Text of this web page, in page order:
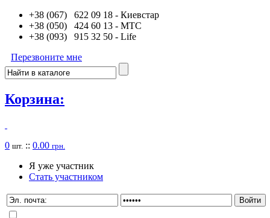
+38 (067) 622 09 18 - Киевстар
+38 (050) 424 60 13 - MTC
+38 (093) 915 32 50 - Life
Перезвоните мне
Корзина:
0 шт. :: 0.00 грн.
Я уже участник
Стать участником